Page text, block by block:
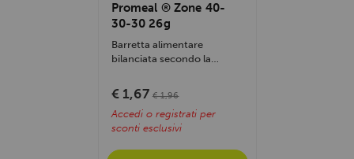
Promeal ® Zone 40-
30-30 26g
Barretta alimentare
bilanciata secondo la
30 (carboidrati,...
€ 1,67 € 1,96
Accedi o registrati per
sconti esclusivi